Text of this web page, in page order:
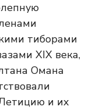
тиборами
XIX века,
Омана
и их